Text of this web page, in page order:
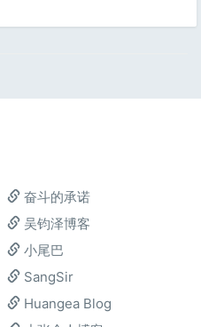
奋斗的承诺
吴钧泽博客
小尾巴
SangSir
Huangea Blog